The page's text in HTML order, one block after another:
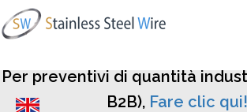
Per preventivi di quantità
B2B), Fare clic qui!